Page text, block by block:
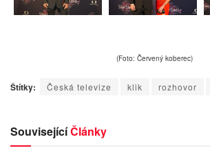
(Foto: Červený koberec)
Štítky: Česká televize klik rozhovor
SouvisejícíČlánky